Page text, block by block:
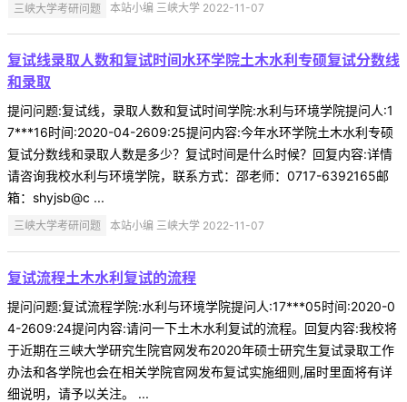
三峡大学考研问题 本站小编 三峡大学 2022-11-07
复试线录取人数和复试时间水环学院土木水利专硕复试分数线
和录取
提问问题:复试线，录取人数和复试时间学院:水利与环境学院提问人:1
7***16时间:2020-04-2609:25提问内容:今年水环学院土木水利专硕
复试分数线和录取人数是多少？复试时间是什么时候？回复内容:详情
请咨询我校水利与环境学院，联系方式：邵老师：0717-6392165邮
箱：shyjsb@c ...
三峡大学考研问题 本站小编 三峡大学 2022-11-07
复试流程土木水利复试的流程
提问问题:复试流程学院:水利与环境学院提问人:17***05时间:2020-0
4-2609:24提问内容:请问一下土木水利复试的流程。回复内容:我校将
于近期在三峡大学研究生院官网发布2020年硕士研究生复试录取工作
办法和各学院也会在相关学院官网发布复试实施细则,届时里面将有详
细说明，请予以关注。 ...